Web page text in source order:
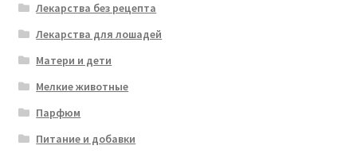
Лекарства без рецепта
Лекарства для лошадей
Матери и дети
Мелкие животные
Парфюм
Питание и добавки